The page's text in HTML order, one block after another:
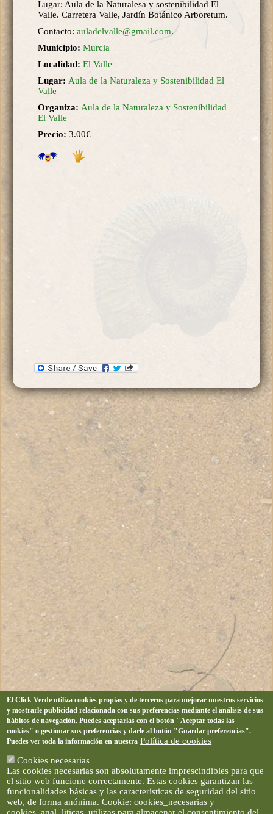
Lugar: Aula de la Naturalesa y sostenibilidad El
Valle. Carretera Valle, Jardín Botánico Arboretum.
Contacto: auladelvalle@gmail.com.
Municipio: Murcia
Localidad: El Valle
Lugar: Aula de la Naturaleza y Sostenibilidad El
Valle
Organiza: Aula de la Naturaleza y Sostenibilidad
El Valle
Precio: 3.00€
El Click Verde utiliza cookies propias y de terceros para mejorar nuestros servicios
y mostrarle publicidad relacionada con sus preferencias mediante el análisis de sus
hábitos de navegación. Puedes aceptarlas con el botón "Aceptar todas las
cookies" o gestionar sus preferencias y darle al botón "Guardar preferencias".
Puedes ver toda la información en nuestra Política de cookies
Cookies necesarias
Las cookies necesarias son absolutamente imprescindibles para que
el sitio web funcione correctamente. Estas cookies garantizan las
funcionalidades básicas y las características de seguridad del sitio
web, de forma anónima. Cookie: cookies_necesarias y